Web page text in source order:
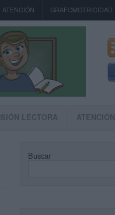
ATENCIÓN GRAFOMOTRICIDAD
LECTORA ATENCIÓN
Buscar